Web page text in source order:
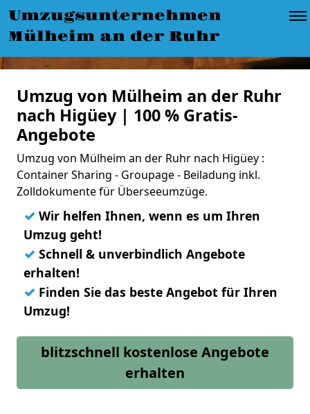
Umzugsunternehmen
Mülheim an der Ruhr
Umzug von Mülheim an der Ruhr
nach Higüey | 100 % Gratis-
Angebote
Umzug von Mülheim an der Ruhr nach Higüey :
Container Sharing - Groupage - Beiladung inkl.
Zolldokumente für Überseeumzüge.
✓ Wir helfen Ihnen, wenn es um Ihren
Umzug geht!
✓ Schnell & unverbindlich Angebote
erhalten!
✓ Finden Sie das beste Angebot für Ihren
Umzug!
blitzschnell kostenlose Angebote
erhalten